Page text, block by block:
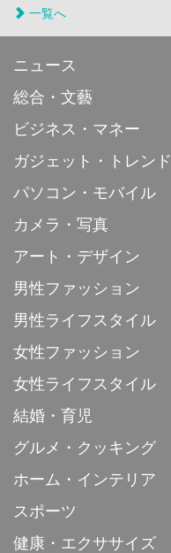
一覧へ
ニュース
総合・文藝
ビジネス・マネー
ガジェット・トレンド
パソコン・モバイル
カメラ・写真
アート・デザイン
男性ファッション
男性ライフスタイル
女性ファッション
女性ライフスタイル
結婚・育児
グルメ・クッキング
ホーム・インテリア
スポーツ
健康・エクササイズ